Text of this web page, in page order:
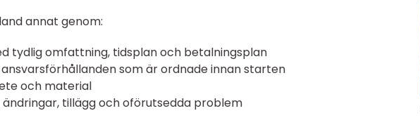
annat genom:
tydlig omfattning, tidsplan och betalningsplan
som är ordnade innan starten
och material
ändringar, tillägg och oförutsedda problem